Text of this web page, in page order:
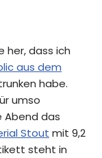
her, dass ich
aus dem
habe.
umso
Abend das
Stout mit 9,2
steht in